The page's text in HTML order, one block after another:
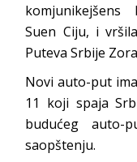
komjunikejšens
Suen Ciju, i
Puteva Srbije
Novi auto-put
11 koji spaja
budućeg auto-
saopštenju.